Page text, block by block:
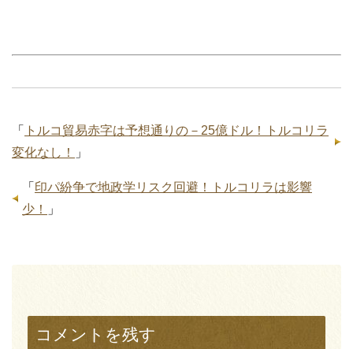
「
トルコ貿易赤字は予想通りの－25億ドル！トルコリラ
変化なし！
」
「 印パ紛争で地政学リスク回避！トルコリラは影響
少！
」
コメントを残す